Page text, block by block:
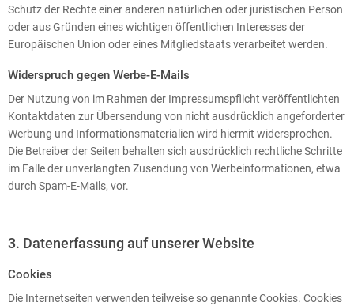
Schutz der Rechte einer anderen natürlichen oder juristischen Person
oder aus Gründen eines wichtigen öffentlichen Interesses der
Europäischen Union oder eines Mitgliedstaats verarbeitet werden.
Widerspruch gegen Werbe-E-Mails
Der Nutzung von im Rahmen der Impressumspflicht veröffentlichten
Kontaktdaten zur Übersendung von nicht ausdrücklich angeforderter
Werbung und Informationsmaterialien wird hiermit widersprochen.
Die Betreiber der Seiten behalten sich ausdrücklich rechtliche Schritte
im Falle der unverlangten Zusendung von Werbeinformationen, etwa
durch Spam-E-Mails, vor.
3. Datenerfassung auf unserer Website
Cookies
Die Internetseiten verwenden teilweise so genannte Cookies. Cookies